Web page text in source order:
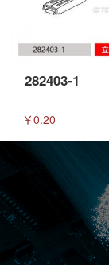
282403-1
￥0.20